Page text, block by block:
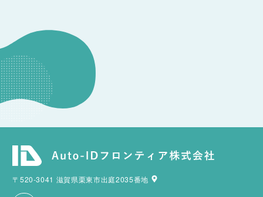
〒520-3041 滋賀県栗東市出庭2035番地